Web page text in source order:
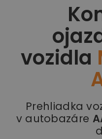
vozidla
Prehliadka
v autobazáre